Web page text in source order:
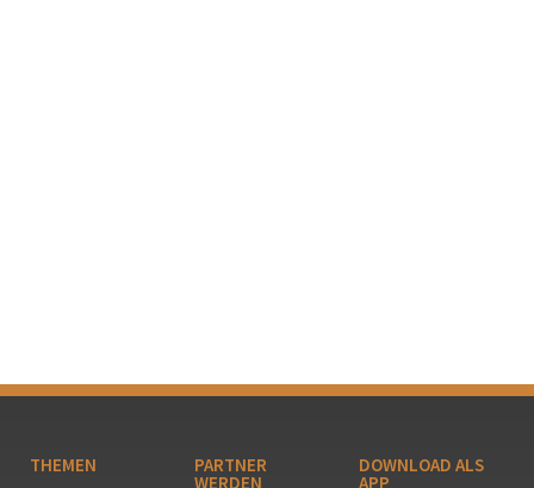
THEMEN PARTNER
WERDEN
DOWNLOAD ALS
APP